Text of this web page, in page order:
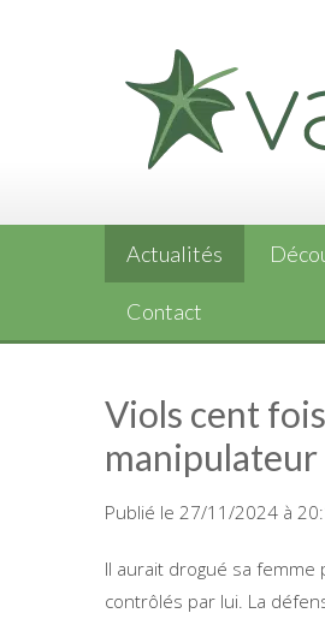
Actualités
Contact
Viols cent
manipulateur
Publié le 27/11/2024 à
Il aurait drogué sa
contrôlés par lui. La